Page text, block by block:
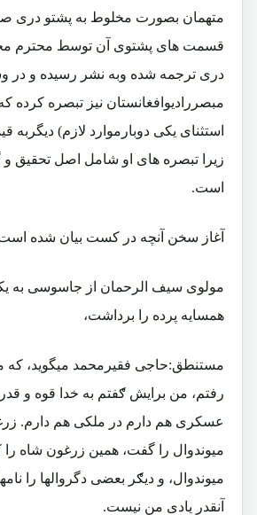
متهمان بصورت مخلوط به پشتو دری
قسمت های پشتوی آن توسط محترم
دری ترجمه شده وبه نشر رسیده و در
مبصررادیوافغانستان نیز تبصره کرده که
استثنای یکی دوبارموارد لازم) دیگربه
زیرا تبصره های او شامل اصل تحقیق و
است.
آغاز سخن آنچه در کست بیان شده
مولوی سیف الرحمان از جاسوسی به
همسایه پرده را برداشت،
مستنطق:حاجی فقیرمحمد میگوید، که
رفتم، من برایش ګفتم به خدا قوه و
عسکری هم دارم در ملکی هم دارم.
میوندوال را گفت، همین زرغون شاه
میوندوال، و دیګر بعضی دگروالها را
آنقدر یادی من نیست.